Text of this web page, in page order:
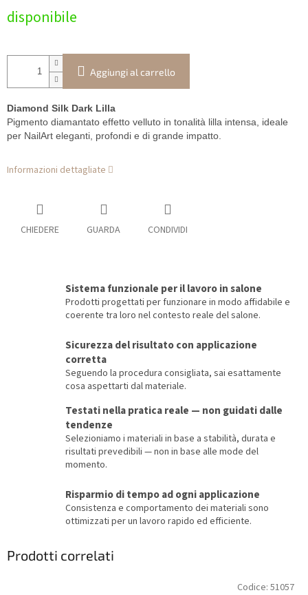
della
disponibile
Aggiungi al carrello
Diamond Silk Dark Lilla
Pigmento diamantato effetto velluto in tonalità lilla intensa, ideale
per NailArt eleganti, profondi e di grande impatto.
Informazioni dettagliate
CHIEDERE GUARDA CONDIVIDI
Sistema funzionale per il lavoro in salone
Prodotti progettati per funzionare in modo affidabile e
coerente tra loro nel contesto reale del salone.
Sicurezza del risultato con applicazione
corretta
Seguendo la procedura consigliata, sai esattamente
cosa aspettarti dal materiale.
Testati nella pratica reale — non guidati dalle
tendenze
Selezioniamo i materiali in base a stabilità, durata e
risultati prevedibili — non in base alle mode del
momento.
Risparmio di tempo ad ogni applicazione
Consistenza e comportamento dei materiali sono
ottimizzati per un lavoro rapido ed efficiente.
Prodotti correlati
Codice: 51057